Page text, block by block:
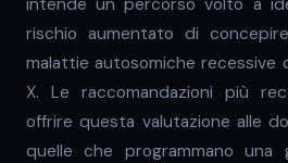
rischio aumentato di
malattie autosomiche recessive
X. Le raccomandazioni più
offrire questa valutazione alle
quelle che programmano una